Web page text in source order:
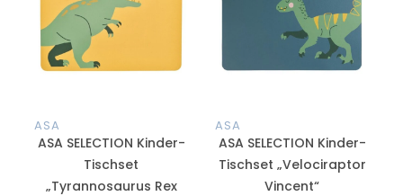
ASA
ASA SELECTION Kinder-
Tischset
„Tyrannosaurus Rex
ASA
ASA SELECTION Kinder-
Tischset „Velociraptor
Vincent“